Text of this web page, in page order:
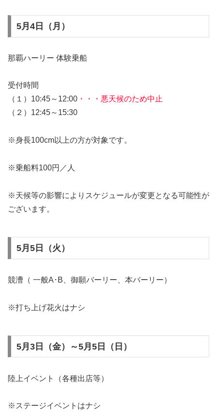
5月4日（月）
那覇ハーリー 体験乗船
受付時間
（１）10:45～12:00 ・・・悪天候のため中止
（２）12:45～15:30
※身長100cm以上の方が対象です。
※乗船料100円／人
※天候等の影響によりスケジュールが変更となる可能性が
ございます。
5月5日（火）
競漕（ 一般A･B、御願バーリー、本バーリー）
※打ち上げ花火はナシ
5月3日（金）～5月5日（日）
陸上イベント（各種出店等）
※ステージイベントはナシ